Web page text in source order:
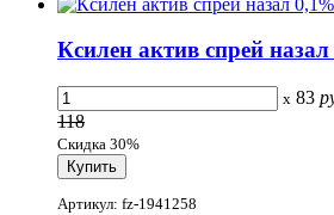
Ксилен актив спрей
x 83
118
Скидка 30%
Артикул: fz-1941258